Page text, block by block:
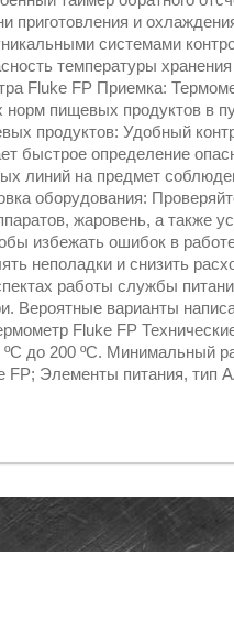
приготовления и
системами
температуры
Fluke FP Приемка:
пищевых продуктов в
продуктов: Удобный
быстрое определение
линий на предмет
оборудования:
жаровень, а также
избежать ошибок в
неполадки и снизить
работы службы
Вероятные варианты
Fluke FP
до 200 ºC. Минимальный
FP; Элементы питания, тип